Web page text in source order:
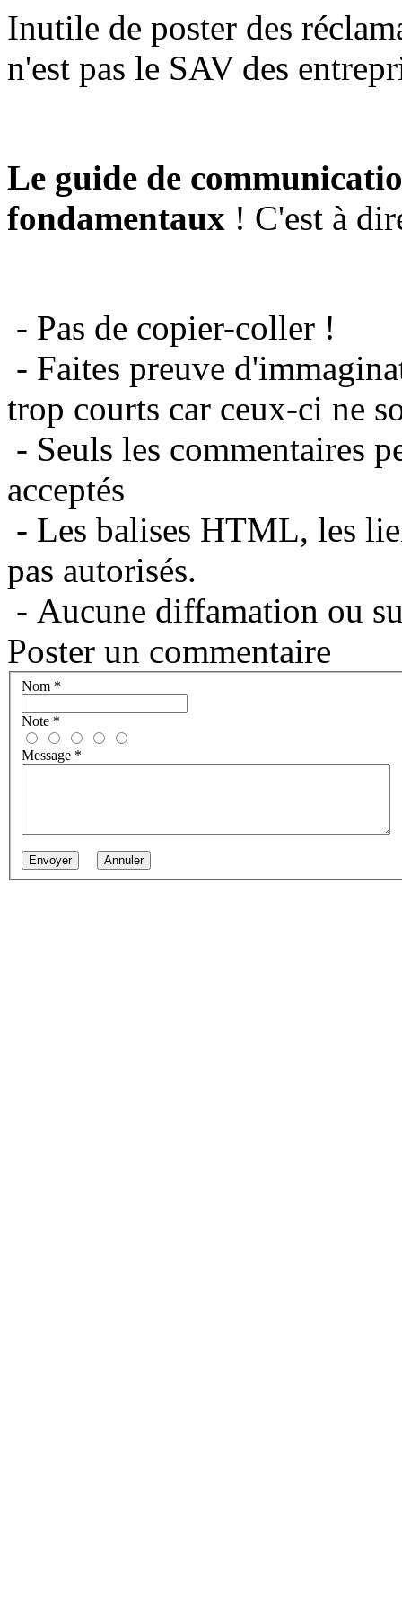
Inutile de poster des
n'est pas le SAV des
Le guide de
fondamentaux ! C'est à
- Pas de copier-coller !
- Faites preuve
trop courts car ceux-ci ne
- Seuls les commentaires
acceptés
- Les balises HTML, les
pas autorisés.
- Aucune diffamation ou
Poster un commentaire
Nom *
Note *
Message *